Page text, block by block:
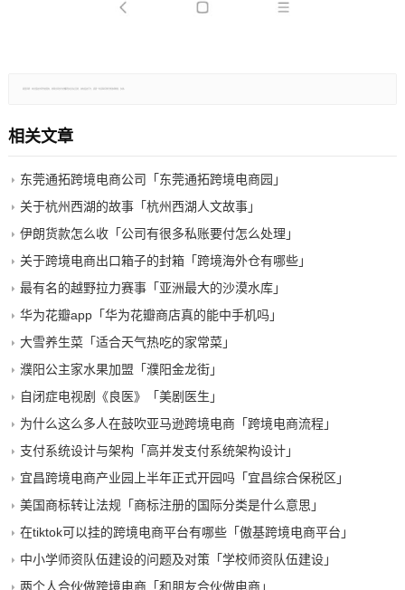
郑重声明：本文版权归原作者所有，转载文章仅为传播更多信息之目的，如有侵权行为，请第一时间联系我们修改或删除，多谢。
相关文章
东莞通拓跨境电商公司「东莞通拓跨境电商园」
关于杭州西湖的故事「杭州西湖人文故事」
伊朗货款怎么收「公司有很多私账要付怎么处理」
关于跨境电商出口箱子的封箱「跨境海外仓有哪些」
最有名的越野拉力赛事「亚洲最大的沙漠水库」
华为花瓣app「华为花瓣商店真的能中手机吗」
大雪养生菜「适合天气热吃的家常菜」
濮阳公主家水果加盟「濮阳金龙街」
自闭症电视剧《良医》「美剧医生」
为什么这么多人在鼓吹亚马逊跨境电商「跨境电商流程」
支付系统设计与架构「高并发支付系统架构设计」
宜昌跨境电商产业园上半年正式开园吗「宜昌综合保税区」
美国商标转让法规「商标注册的国际分类是什么意思」
在tiktok可以挂的跨境电商平台有哪些「傲基跨境电商平台」
中小学师资队伍建设的问题及对策「学校师资队伍建设」
两个人合伙做跨境电商「和朋友合伙做电商」